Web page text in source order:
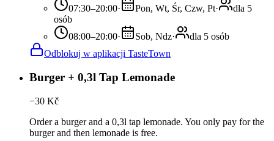
07:30–20:00· Pon, Wt, Śr, Czw, Pt·
dla 5
osób
08:00–20:00· Sob, Ndz·
dla 5 osób
Odblokuj w aplikacji TasteTown
Burger + 0,3l Tap Lemonade
−30 Kč
Order a burger and a 0,3l tap lemonade. You only pay for the
burger and then lemonade is free.